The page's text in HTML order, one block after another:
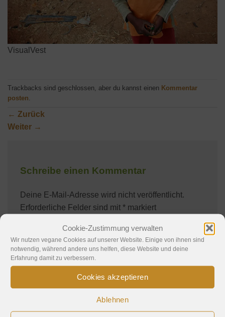
Cookie-Zustimmung verwalten
Wir nutzen vegane Cookies auf unserer Website. Einige von ihnen sind
notwendig, während andere uns helfen, diese Website und deine
Erfahrung damit zu verbessern.
Cookies akzeptieren
Ablehnen
VisualVest
Trackbacks sind geschlossen, aber du kannst einen Kommentar
posten
← Zurück
Weiter →
Schreibe einen Kommentar
Deine E-Mail-Adresse wird nicht veröffentlicht.
Erforderliche Felder sind mit * markiert
Name*